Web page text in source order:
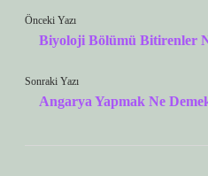
Önceki Yazı
Biyoloji Bölümü Bitirenler
Sonraki Yazı
Angarya Yapmak Ne